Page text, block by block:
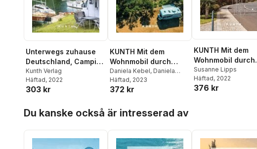
Unterwegs zuhause
Deutschland, Camping
am Wasser
Kunth Verlag
Häftad, 2022
303 kr
KUNTH Mit dem
Wohnmobil durch
Kroatien
Daniela Kebel, Daniela
Schetar ,Iris Schaper
Sibylle von Kapff
Häftad, 2023
372 kr
KUNTH Mit dem
Wohnmobil durch
Portugal
Susanne Lipps
Häftad, 2022
376 kr
Du kanske också är intresserad av